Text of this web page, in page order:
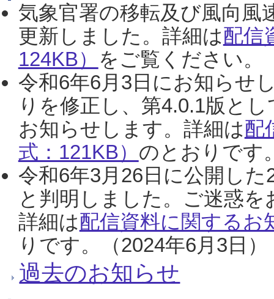
気象官署の移転及び風向風
更新しました。詳細は配信
124KB） をご覧ください。
令和6年6月3日にお知らせ
りを修正し、第4.0.1版と
お知らせします。詳細は配
式：121KB） のとおりです
令和6年3月26日に公開し
と判明しました。ご迷惑
詳細は配信資料に関するお
りです。（2024年6月3日）
過去のお知らせ